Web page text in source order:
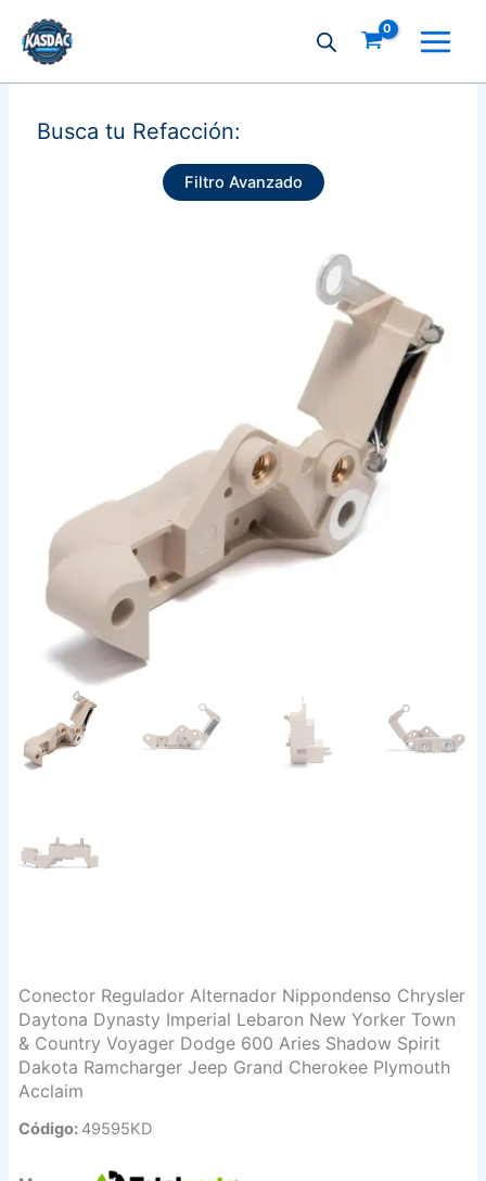
contenido
Busca tu Refacción:
Filtro Avanzado
Conector Regulador Alternador Nippondenso Chrysler
Daytona Dynasty Imperial Lebaron New Yorker Town
& Country Voyager Dodge 600 Aries Shadow Spirit
Dakota Ramcharger Jeep Grand Cherokee Plymouth
Acclaim
Código: 49595KD